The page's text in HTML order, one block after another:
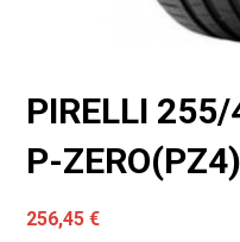
PIRELLI
P-
256,45€